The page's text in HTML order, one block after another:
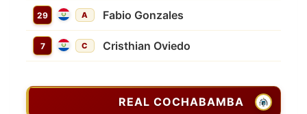
29 A Fabio Gonzales
7 C Cristhian Oviedo
REAL COCHABAMBA